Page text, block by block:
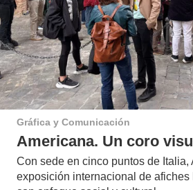
Gráfica y Comunicación
Americana. Un coro
Con sede en cinco puntos de Italia,
exposición internacional de